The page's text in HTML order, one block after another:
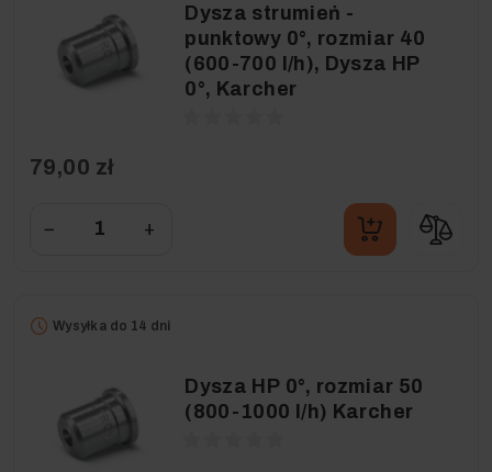
Dysza strumień -
punktowy 0°, rozmiar 40
(600-700 l/h), Dysza HP
0°, Karcher
79,00 zł
− +
Wysyłka do 14 dni
Dysza HP 0°, rozmiar 50
(800-1000 l/h) Karcher